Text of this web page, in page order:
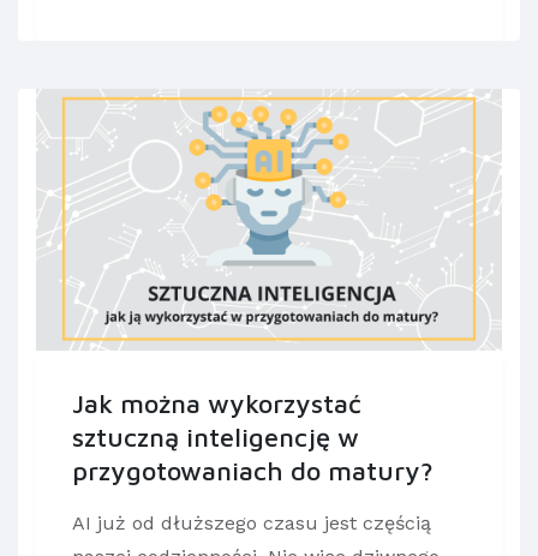
Jak można wykorzystać
sztuczną inteligencję w
przygotowaniach do matury?
AI już od dłuższego czasu jest częścią